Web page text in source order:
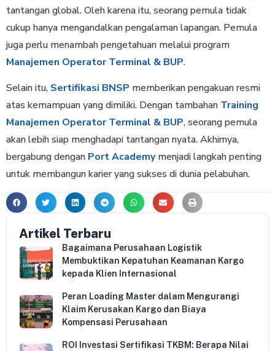
tantangan global. Oleh karena itu, seorang pemula tidak
cukup hanya mengandalkan pengalaman lapangan. Pemula
juga perlu menambah pengetahuan melalui program
Manajemen Operator Terminal & BUP.
Selain itu, Sertifikasi BNSP memberikan pengakuan resmi
atas kemampuan yang dimiliki. Dengan tambahan Training
Manajemen Operator Terminal & BUP, seorang pemula
akan lebih siap menghadapi tantangan nyata. Akhirnya,
bergabung dengan Port Academymenjadi langkah penting
untuk membangun karier yang sukses di dunia pelabuhan.
Artikel Terbaru
Bagaimana Perusahaan Logistik
Membuktikan Kepatuhan Keamanan Kargo
kepada Klien Internasional
Peran Loading Master dalam Mengurangi
Klaim Kerusakan Kargo dan Biaya
Kompensasi Perusahaan
ROI Investasi Sertifikasi TKBM: Berapa Nilai